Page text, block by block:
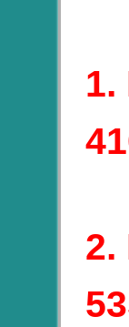
1.
2.